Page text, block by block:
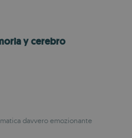
y cerebro
davvero emozionante